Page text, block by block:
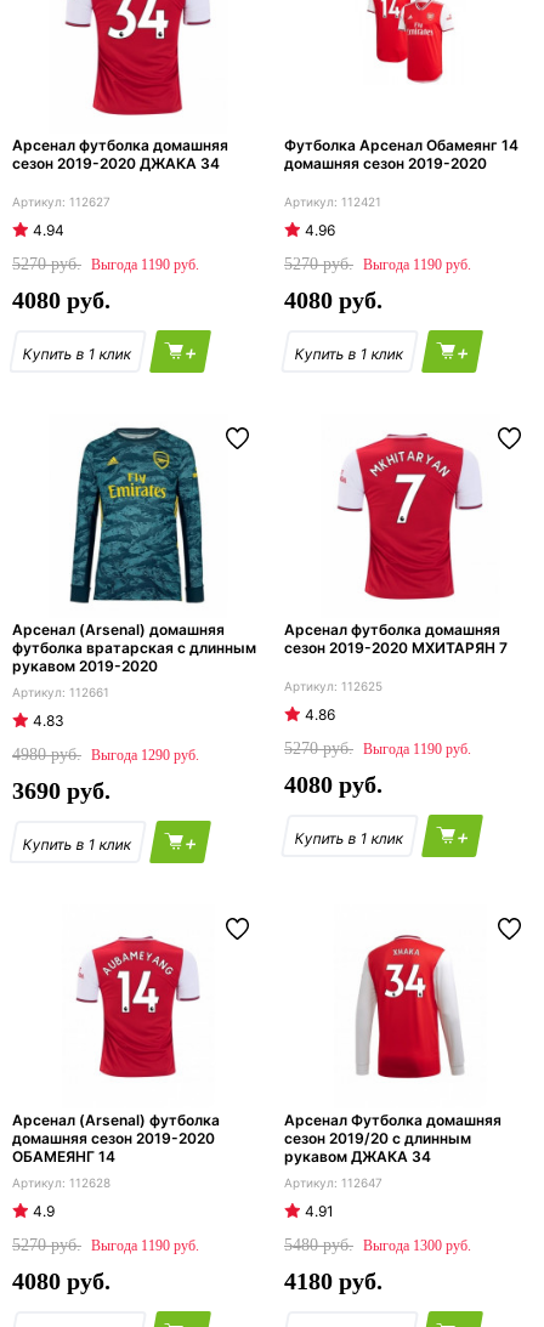
Арсенал футболка домашняя
сезон 2019-2020 ДЖАКА 34
112627
4.94
5270
1190
4080
+
Футболка Арсенал Обамеянг 14
домашняя сезон 2019-2020
112421
4.96
5270
1190
4080
+
Арсенал (Arsenal) домашняя
футболка вратарская с длинным
рукавом 2019-2020
112661
4.83
4980
1290
3690
+
Арсенал футболка домашняя
сезон 2019-2020 МХИТАРЯН 7
112625
4.86
5270
1190
4080
+
Арсенал (Arsenal) футболка
домашняя сезон 2019-2020
ОБАМЕЯНГ 14
112628
4.9
5270
1190
4080
Арсенал Футболка домашняя
сезон 2019/20 с длинным
рукавом ДЖАКА 34
112647
4.91
5480
1300
4180